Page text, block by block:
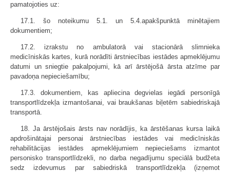
pamatojoties uz:
17.1. šo noteikumu 5.1. un 5.4.apakšpunktā minētajiem
dokumentiem;
17.2. izrakstu no ambulatorā vai stacionārā slimnieka
medicīniskās kartes, kurā norādīti ārstniecības iestādes apmeklējumu
datumi un sniegtie pakalpojumi, kā arī ārstējošā ārsta atzīme par
pavadoņa nepieciešamību;
17.3. dokumentiem, kas apliecina degvielas iegādi personīgā
transportlīdzekļa izmantošanai, vai braukšanas biļetēm sabiedriskajā
transportā.
18. Ja ārstējošais ārsts nav norādījis, ka ārstēšanas kursa laikā
apdrošinātajai personai ārstniecības iestādes vai medicīniskās
rehabilitācijas iestādes apmeklējumiem nepieciešams izmantot
personisko transportlīdzekli, no darba negadījumu speciālā budžeta
sedz izdevumus par sabiedriskā transportlīdzekļa (izņemot